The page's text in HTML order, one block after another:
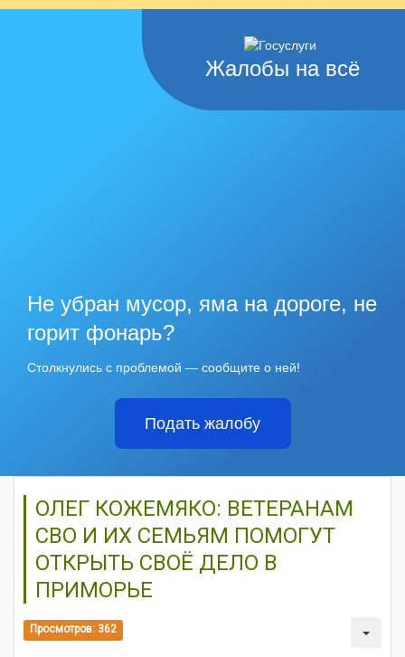
Жалобы на всё
Не убран мусор, яма на дороге, не
горит фонарь?
Столкнулись с проблемой — сообщите о ней!
Подать жалобу
ОЛЕГ КОЖЕМЯКО: ВЕТЕРАНАМ
СВО И ИХ СЕМЬЯМ ПОМОГУТ
ОТКРЫТЬ СВОЁ ДЕЛО В
ПРИМОРЬЕ
Просмотров: 362